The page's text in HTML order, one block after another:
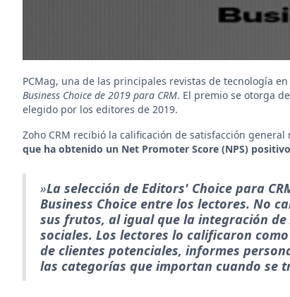
PCMag, una de las principales revistas de tecnología
Business Choice de 2019 para CRM. El premio se otorga
elegido por los editores de 2019.
Zoho CRM recibió la calificación de satisfacción
que ha obtenido un Net Promoter Score (NPS) positivo
»La selección de Editors' Choice para
Business Choice entre los lectores. No
sus frutos, al igual que la integración
sociales. Los lectores lo calificaron
de clientes potenciales, informes
las categorías que importan cuando se